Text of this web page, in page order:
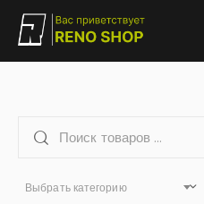
Выбрать категорию